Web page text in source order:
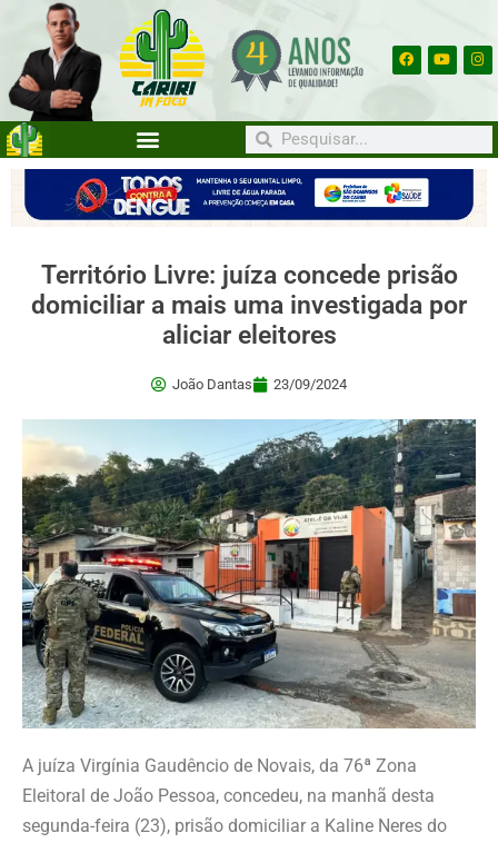
Território Livre: juíza concede prisão
domiciliar a mais uma investigada por
aliciar eleitores
João Dantas 23/09/2024
A juíza Virgínia Gaudêncio de Novais, da 76ª Zona
Eleitoral de João Pessoa, concedeu, na manhã desta
segunda-feira (23), prisão domiciliar a Kaline Neres do